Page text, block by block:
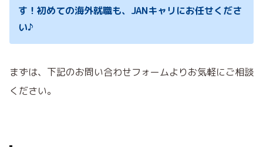
す！初めての海外就職も、JANキャリにお任せくださ
い♪
まずは、下記のお問い合わせフォームよりお気軽にご相談
ください。